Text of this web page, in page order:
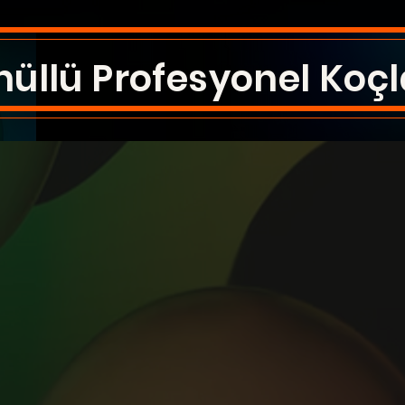
Profesyonel